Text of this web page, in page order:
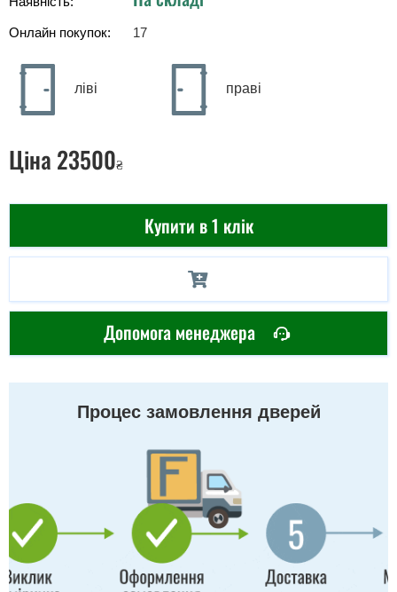
Онлайн покупок: 17
ліві праві
Ціна 23500₴
Купити в 1 клік
Допомога менеджера
Процес замовлення дверей